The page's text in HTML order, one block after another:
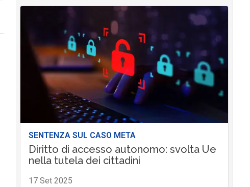
SENTENZA SUL CASO META
Diritto di accesso autonomo: svolta Ue
nella tutela dei cittadini
17 Set 2025